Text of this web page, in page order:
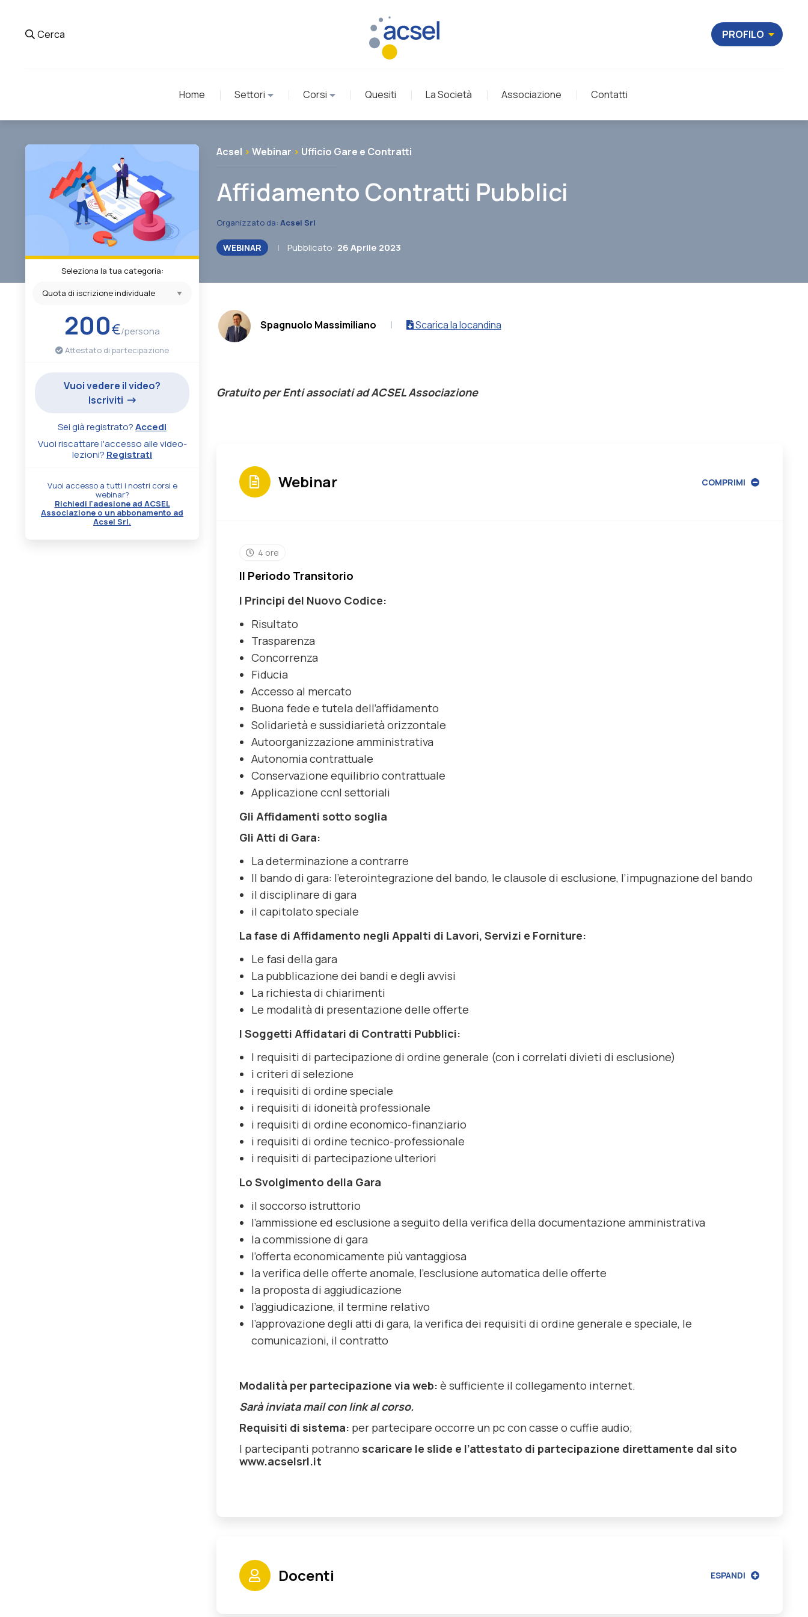
Cerca PROFILO
Home Settori Corsi Quesiti La Società Associazione Contatti
Seleziona la tua categoria:
200€/persona
Attestato di partecipazione
Vuoi vedere il video?
Iscriviti
Sei già registrato?Accedi
Vuoi riscattare l'accesso alle video-
lezioni? Registrati
Vuoi accesso a tutti i nostri corsi e
webinar?
Richiedi l'adesione ad ACSEL
Associazione o un abbonamento ad
Acsel Srl.
Acsel > Webinar > Ufficio Gare e Contratti
Affidamento Contratti Pubblici
Organizzato da: Acsel Srl
WEBINAR | Pubblicato: 26 Aprile 2023
Spagnuolo Massimiliano
| Scarica la locandina
Gratuito per Enti associati ad ACSEL Associazione
Webinar COMPRIMI
4 ore
Il Periodo Transitorio
I Principi del Nuovo Codice:
Risultato
Trasparenza
Concorrenza
Fiducia
Accesso al mercato
Buona fede e tutela dell’affidamento
Solidarietà e sussidiarietà orizzontale
Autoorganizzazione amministrativa
Autonomia contrattuale
Conservazione equilibrio contrattuale
Applicazione ccnl settoriali
Gli Affidamenti sotto soglia
Gli Atti di Gara:
La determinazione a contrarre
Il bando di gara: l’eterointegrazione del bando, le clausole di esclusione, l’impugnazione del bando
il disciplinare di gara
il capitolato speciale
La fase di Affidamento negli Appalti di Lavori, Servizi e Forniture:
Le fasi della gara
La pubblicazione dei bandi e degli avvisi
La richiesta di chiarimenti
Le modalità di presentazione delle offerte
I Soggetti Affidatari di Contratti Pubblici:
I requisiti di partecipazione di ordine generale (con i correlati divieti di esclusione)
i criteri di selezione
i requisiti di ordine speciale
i requisiti di idoneità professionale
i requisiti di ordine economico-finanziario
i requisiti di ordine tecnico-professionale
i requisiti di partecipazione ulteriori
Lo Svolgimento della Gara
il soccorso istruttorio
l’ammissione ed esclusione a seguito della verifica della documentazione amministrativa
la commissione di gara
l’offerta economicamente più vantaggiosa
la verifica delle offerte anomale, l’esclusione automatica delle offerte
la proposta di aggiudicazione
l’aggiudicazione, il termine relativo
l’approvazione degli atti di gara, la verifica dei requisiti di ordine generale e speciale, le
comunicazioni, il contratto
Modalità per partecipazione via web: è sufficiente il collegamento internet.
Sarà inviata mail con link al corso.
Requisiti di sistema: per partecipare occorre un pc con casse o cuffie audio;
I partecipanti potranno scaricare le slide e l’attestato di partecipazione direttamente dal sito
www.acselsrl.it
Docenti ESPANDI